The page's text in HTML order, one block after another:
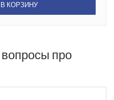
КОРЗИНУ
про